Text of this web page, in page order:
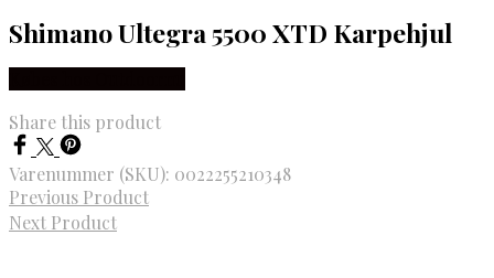
Shimano Ultegra 5500 XTD Karpehjul
Share this product
Varenummer (SKU): 0022255210348
Previous Product
Next Product